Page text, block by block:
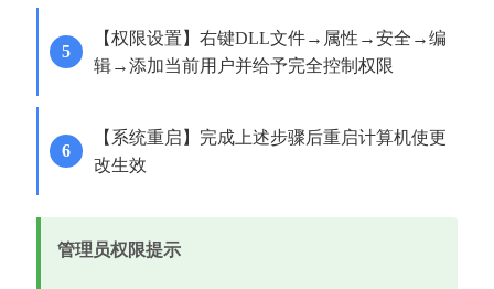
【权限设置】右键DLL文件→属性→安全→编
辑→添加当前用户并给予完全控制权限
【系统重启】完成上述步骤后重启计算机使更
改生效
管理员权限提示